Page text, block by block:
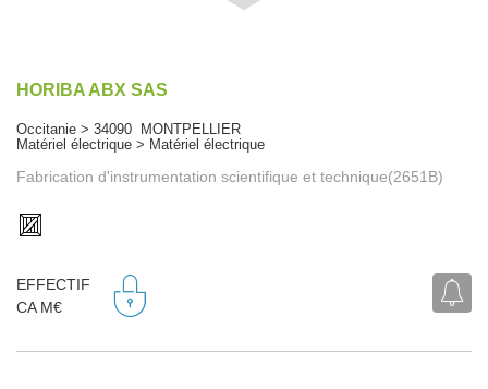
HORIBA ABX SAS
Occitanie > 34090 MONTPELLIER
Matériel électrique > Matériel électrique
Fabrication d'instrumentation scientifique et technique(2651B)
EFFECTIF
CA M€